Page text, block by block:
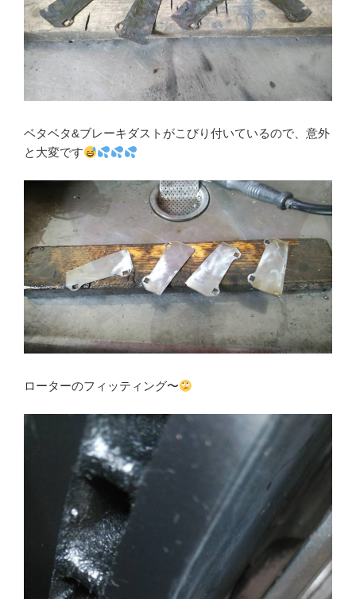
ベタベタ&ブレーキダストがこびり付いているので、意外
と大変です
ローターのフィッティング〜